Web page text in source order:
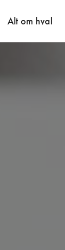
Alt om hval